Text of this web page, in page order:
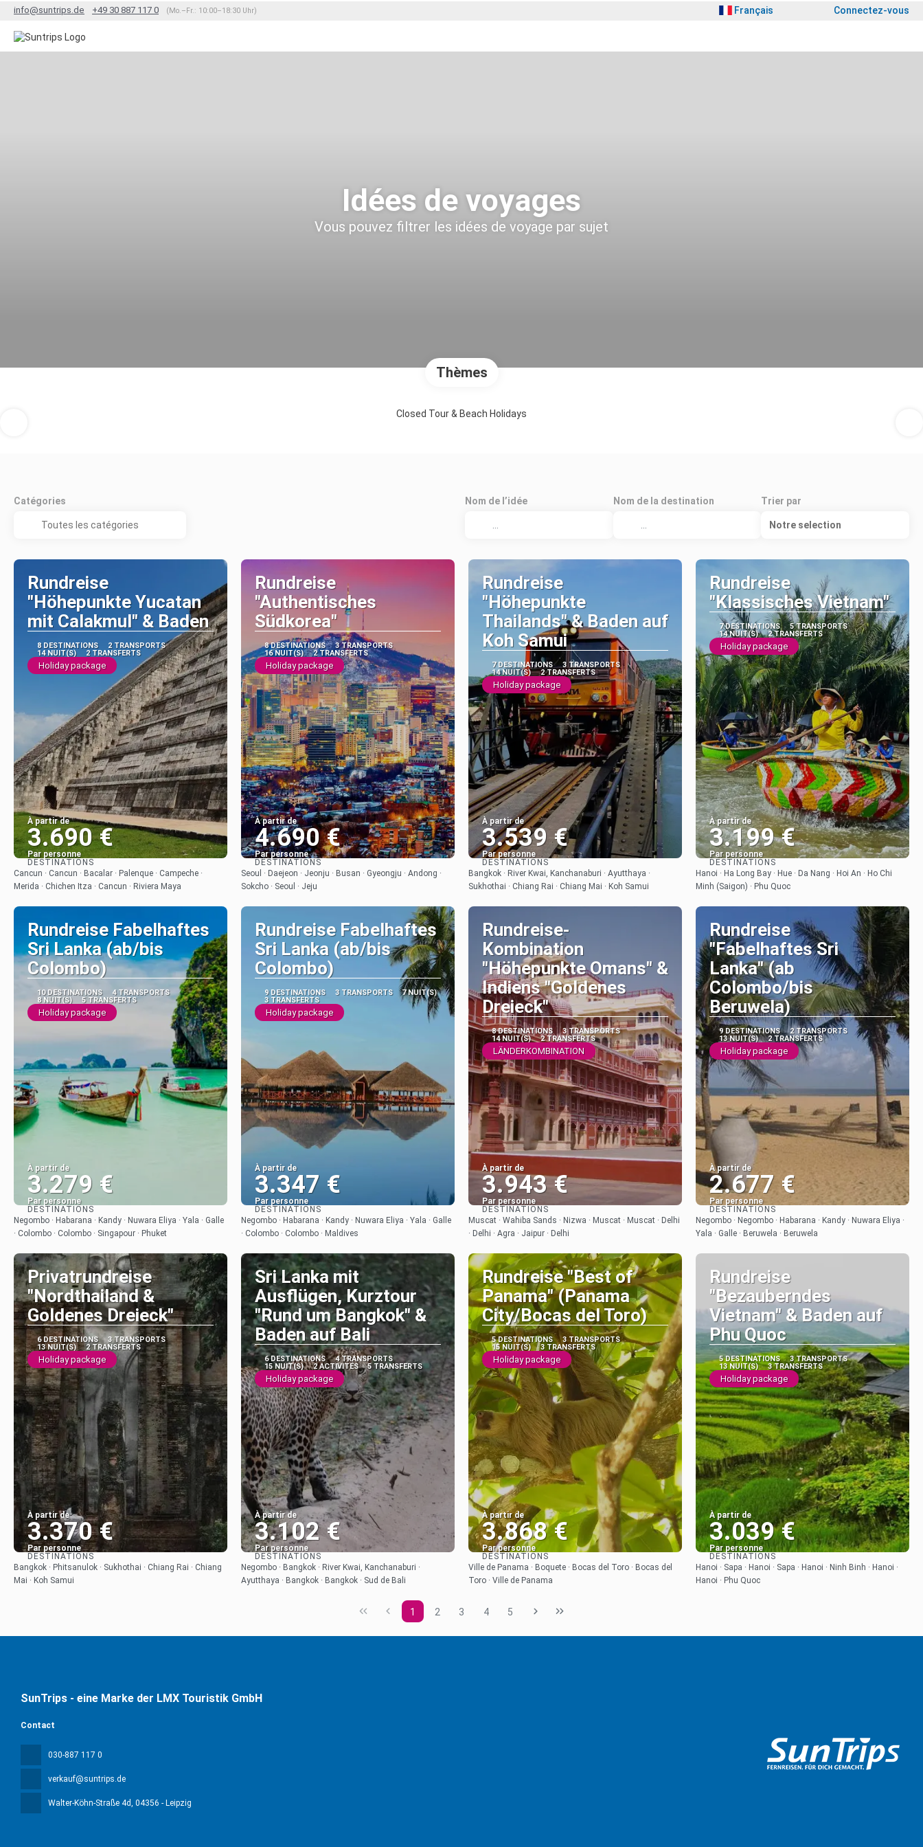
info@suntrips.de +49 30 887 117 0 (Mo.–Fr.: 10:00–18:30 Uhr) Français Connectez-vous
Idées de voyages
Vous pouvez filtrer les idées de voyage par sujet
Thèmes
Closed Tour & Beach Holidays
Catégories Nom de l’idée Nom de la destination Trier par
Notre selection
Rundreise
"Höhepunkte Yucatan
mit Calakmul" & Baden
8 DESTINATIONS
2 TRANSPORTS
14 NUIT(S)
2 TRANSFERTS
Holiday package
À partir de
3.690 €
Par personne
Afficher
DESTINATIONS
Cancun · Cancun · Bacalar · Palenque · Campeche ·
Merida · Chichen Itza · Cancun · Riviera Maya
Rundreise
"Authentisches
Südkorea"
8 DESTINATIONS
3 TRANSPORTS
16 NUIT(S)
2 TRANSFERTS
Holiday package
À partir de
4.690 €
Par personne
Afficher
DESTINATIONS
Seoul · Daejeon · Jeonju · Busan · Gyeongju · Andong ·
Sokcho · Seoul · Jeju
Rundreise
"Höhepunkte
Thailands" & Baden auf
Koh Samui
7 DESTINATIONS
3 TRANSPORTS
14 NUIT(S)
2 TRANSFERTS
Holiday package
À partir de
3.539 €
Par personne
Afficher
DESTINATIONS
Bangkok · River Kwai, Kanchanaburi · Ayutthaya ·
Sukhothai · Chiang Rai · Chiang Mai · Koh Samui
Rundreise
"Klassisches Vietnam"
7 DESTINATIONS
5 TRANSPORTS
14 NUIT(S)
2 TRANSFERTS
Holiday package
À partir de
3.199 €
Par personne
Afficher
DESTINATIONS
Hanoi · Ha Long Bay · Hue · Da Nang · Hoi An · Ho Chi
Minh (Saigon) · Phu Quoc
Rundreise Fabelhaftes
Sri Lanka (ab/bis
Colombo)
10 DESTINATIONS
4 TRANSPORTS
8 NUIT(S)
5 TRANSFERTS
Holiday package
À partir de
3.279 €
Par personne
Afficher
DESTINATIONS
Negombo · Habarana · Kandy · Nuwara Eliya · Yala · Galle
· Colombo · Colombo · Singapour · Phuket
Rundreise Fabelhaftes
Sri Lanka (ab/bis
Colombo)
9 DESTINATIONS 3 TRANSPORTS
7 NUIT(S)
3 TRANSFERTS
Holiday package
À partir de
3.347 €
Par personne
Afficher
DESTINATIONS
Negombo · Habarana · Kandy · Nuwara Eliya · Yala · Galle
· Colombo · Colombo · Maldives
Rundreise-
Kombination
"Höhepunkte Omans" &
Indiens "Goldenes
Dreieck"
8 DESTINATIONS
3 TRANSPORTS
14 NUIT(S)
2 TRANSFERTS
LÄNDERKOMBINATION
À partir de
3.943 €
Par personne
Afficher
DESTINATIONS
Muscat · Wahiba Sands · Nizwa · Muscat · Muscat · Delhi
· Delhi · Agra · Jaipur · Delhi
Rundreise
"Fabelhaftes Sri
Lanka" (ab
Colombo/bis
Beruwela)
9 DESTINATIONS
2 TRANSPORTS
13 NUIT(S)
2 TRANSFERTS
Holiday package
À partir de
2.677 €
Par personne
Afficher
DESTINATIONS
Negombo · Negombo · Habarana · Kandy · Nuwara Eliya ·
Yala · Galle · Beruwela · Beruwela
Privatrundreise
"Nordthailand &
Goldenes Dreieck"
6 DESTINATIONS
3 TRANSPORTS
13 NUIT(S)
2 TRANSFERTS
Holiday package
À partir de
3.370 €
Par personne
Afficher
DESTINATIONS
Bangkok · Phitsanulok · Sukhothai · Chiang Rai · Chiang
Mai · Koh Samui
Sri Lanka mit
Ausflügen, Kurztour
"Rund um Bangkok" &
Baden auf Bali
6 DESTINATIONS
4 TRANSPORTS
15 NUIT(S)
2 ACTIVITÉS 5 TRANSFERTS
Holiday package
À partir de
3.102 €
Par personne
Afficher
DESTINATIONS
Negombo · Bangkok · River Kwai, Kanchanaburi ·
Ayutthaya · Bangkok · Bangkok · Sud de Bali
Rundreise "Best of
Panama" (Panama
City/Bocas del Toro)
5 DESTINATIONS
3 TRANSPORTS
15 NUIT(S)
3 TRANSFERTS
Holiday package
À partir de
3.868 €
Par personne
Afficher
DESTINATIONS
Ville de Panama · Boquete · Bocas del Toro · Bocas del
Toro · Ville de Panama
Rundreise
"Bezauberndes
Vietnam" & Baden auf
Phu Quoc
5 DESTINATIONS
3 TRANSPORTS
13 NUIT(S)
3 TRANSFERTS
Holiday package
À partir de
3.039 €
Par personne
Afficher
DESTINATIONS
Hanoi · Sapa · Hanoi · Sapa · Hanoi · Ninh Binh · Hanoi ·
Hanoi · Phu Quoc
1 2 3 4 5
SunTrips - eine Marke der LMX Touristik GmbH
Contact
030-887 117 0
verkauf@suntrips.de
Walter-Köhn-Straße 4d, 04356 - Leipzig